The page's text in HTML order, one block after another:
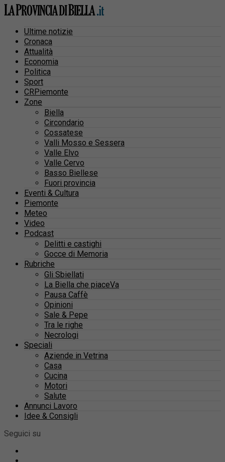
Ultime notizie
Cronaca
Attualità
Economia
Politica
Sport
CRPiemonte
Zone
Biella
Circondario
Cossatese
Valli Mosso e Sessera
Valle Elvo
Valle Cervo
Basso Biellese
Fuori provincia
Eventi & Cultura
Piemonte
Meteo
Video
Podcast
Delitti e castighi
Gocce di Memoria
Rubriche
Gli Sbiellati
La Biella che piaceVa
Pausa Caffè
Opinioni
Sale & Pepe
Tra le righe
Necrologi
Speciali
Aziende in Vetrina
Casa
Cucina
Motori
Salute
Annunci Lavoro
Idee & Consigli
Seguici su